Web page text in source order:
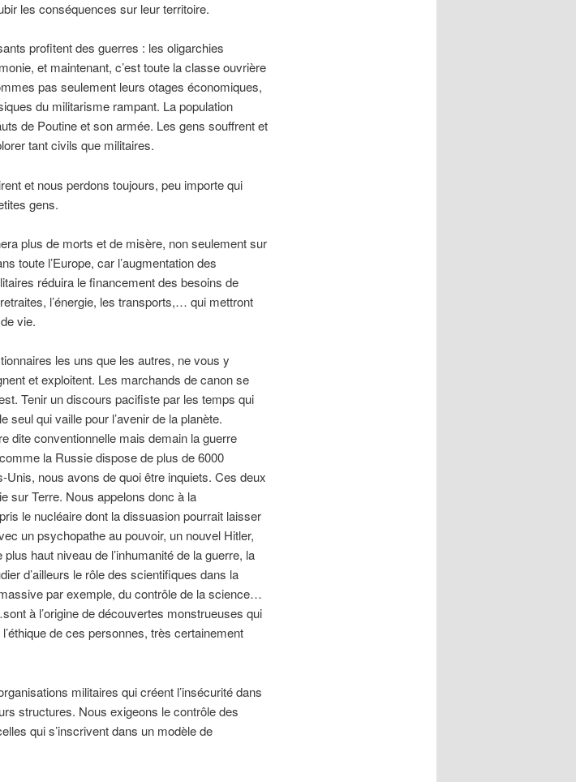
les conséquences sur leur territoire.
profitent des guerres : les oligarchies
et maintenant, c’est toute la classe ouvrière
pas seulement leurs otages économiques,
du militarisme rampant. La population
de Poutine et son armée. Les gens souffrent et
tant civils que militaires.
et nous perdons toujours, peu importe qui
gens.
plus de morts et de misère, non seulement sur
toute l’Europe, car l’augmentation des
réduira le financement des besoins de
l’énergie, les transports,… qui mettront
vie.
les uns que les autres, ne vous y
et exploitent. Les marchands de canon se
Tenir un discours pacifiste par les temps qui
seul qui vaille pour l’avenir de la planète.
dite conventionnelle mais demain la guerre
la Russie dispose de plus de 6000
nous avons de quoi être inquiets. Ces deux
sur Terre. Nous appelons donc à la
le nucléaire dont la dissuasion pourrait laisser
un psychopathe au pouvoir, un nouvel Hitler,
haut niveau de l’inhumanité de la guerre, la
d’ailleurs le rôle des scientifiques dans la
par exemple, du contrôle de la science…
à l’origine de découvertes monstrueuses qui
de ces personnes, très certainement
militaires qui créent l’insécurité dans
structures. Nous exigeons le contrôle des
qui s’inscrivent dans un modèle de